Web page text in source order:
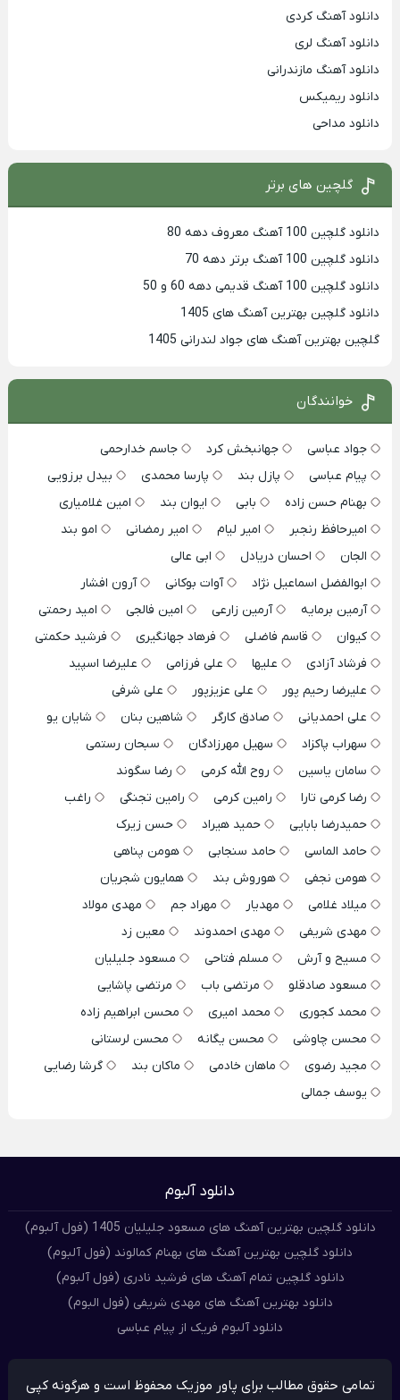
دانلود آهنگ کردی
دانلود آهنگ لری
دانلود آهنگ مازندرانی
دانلود ریمیکس
دانلود مداحی
گلچین های برتر
دانلود گلچین 100 آهنگ معروف دهه 80
دانلود گلچین 100 آهنگ برتر دهه 70
دانلود گلچین 100 آهنگ قدیمی دهه 60 و 50
دانلود گلچین بهترین آهنگ های 1405
گلچین بهترین آهنگ های جواد لندرانی 1405
خوانندگان
جواد عباسی جهانبخش کرد
جاسم خدارحمی
پیام عباسی
پازل بند پارسا محمدی
بیدل برزویی
بهنام حسن زاده
بابی ایوان بند
امین غلامیاری
امیرحافظ رنجبر
امیر لیام امیر رمضانی
امو بند
الجان
احسان دریادل
ابی عالی
ابوالفضل اسماعیل نژاد
آوات بوکانی
آرون افشار
آرمین برمایه
آرمین زارعی امین فالجی
امید رحمتی
کیوان
قاسم فاضلی فرهاد جهانگیری
فرشید حکمتی
فرشاد آزادی
علیها علی فرزامی
علیرضا اسپید
علیرضا رحیم پور
علی عزیزپور
علی شرفی
علی احمدیانی
صادق کارگر شاهین بنان
شایان یو
سهراب پاکزاد
سهیل مهرزادگان
سبحان رستمی
سامان یاسین
روح الله کرمی
رضا سگوند
رضا کرمی تارا
رامین کرمی رامین تجنگی
راغب
حمیدرضا بابایی
حمید هیراد
حسن زیرک
حامد الماسی
حامد سنجابی
هومن پناهی
هومن نجفی
هوروش بند
همایون شجریان
میلاد غلامی
مهدیار مهراد جم
مهدی مولاد
مهدی شریفی
مهدی احمدوند
معین زد
مسیح و آرش
مسلم فتاحی
مسعود جلیلیان
مسعود صادقلو
مرتضی باب
مرتضی پاشایی
محمد کجوری
محمد امیری
محسن ابراهیم زاده
محسن چاوشی
محسن یگانه
محسن لرستانی
مجید رضوی
ماهان خادمی ماکان بند
گرشا رضایی
یوسف جمالی
دانلود آلبوم
دانلود گلچین بهترین آهنگ های مسعود جلیلیان 1405 (فول آلبوم)
دانلود گلچین بهترین آهنگ های بهنام کمالوند (فول آلبوم)
دانلود گلچین تمام آهنگ های فرشید نادری (فول آلبوم)
دانلود بهترین آهنگ های مهدی شریفی (فول البوم)
دانلود آلبوم فریک از پیام عباسی
تمامی حقوق مطالب برای پاور موزیک محفوظ است و هرگونه کپی